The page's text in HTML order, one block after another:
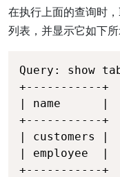
在执行上面的查询时
列表，并显示它如下所
Query: show
+-----------+
| name      |
+-----------+
| customers |
| employee  |
+-----------+